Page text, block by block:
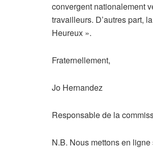
convergent nationalement
travailleurs. D’autres part,
Heureux ».
Fraternellement,
Jo Hernandez
Responsable de la
N.B. Nous mettons en